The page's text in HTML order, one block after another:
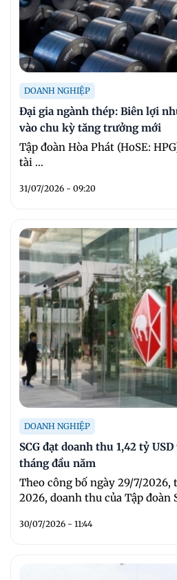
DOANH NGHIỆP
Đại gia ngành thép: Biên lợi
vào chu kỳ tăng trưởng mới
Tập đoàn Hòa Phát (HoSE:
tài ...
31/07/2026 - 09:20
DOANH NGHIỆP
SCG đạt doanh thu 1,42 tỷ
tháng đầu năm
Theo công bố ngày 29/7/2026,
2026, doanh thu của Tập đoàn
30/07/2026 - 11:44